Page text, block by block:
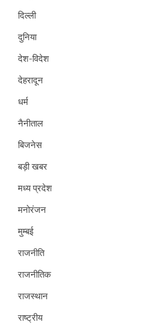
दिल्ली
दुनिया
देश-विदेश
देहरादून
धर्म
नैनीताल
बिजनेस
बड़ी खबर
मध्य प्रदेश
मनोरंजन
मुम्बई
राजनीति
राजनीतिक
राजस्थान
राष्ट्रीय